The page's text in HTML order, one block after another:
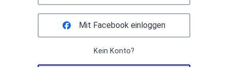
Mit Facebook einloggen
Kein Konto?